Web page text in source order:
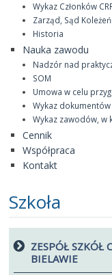
Wykaz Członków
Zarząd, Sąd
Historia
Nauka zawodu
Nadzór nad
SOM
Umowa w celu
Wykaz
Wykaz zawodów, w
Cennik
Współpraca
Kontakt
Szkoła
ZESPÓŁ SZKÓŁ
BIELAWIE